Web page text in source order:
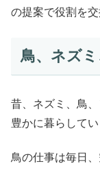
の提案で役割を
鳥、ネズ
昔、ネズミ、鳥
豊かに暮らしてい
鳥の仕事は毎日